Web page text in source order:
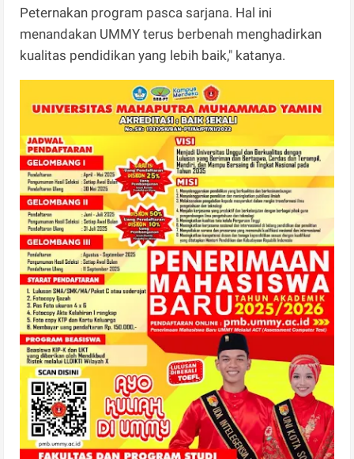
Peternakan program pasca sarjana. Hal ini
menandakan UMMY terus berbenah menghadirkan
kualitas pendidikan yang lebih baik," katanya.